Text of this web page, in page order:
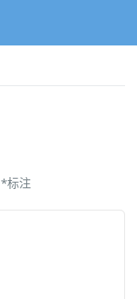
*标注